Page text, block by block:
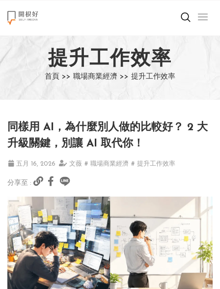
來點正能量
世界在想什麼
創造美好生活
職場商業經濟
影片專區
關於我們
提升工作效率
首頁 >> 職場商業經濟 >> 提升工作效率
同樣用 AI，為什麼別人做的比較好？ 2 大
升級關鍵，別讓 AI 取代你！
五月 16, 2026 文薇 # 職場商業經濟 # 提升工作效率
分享至 :